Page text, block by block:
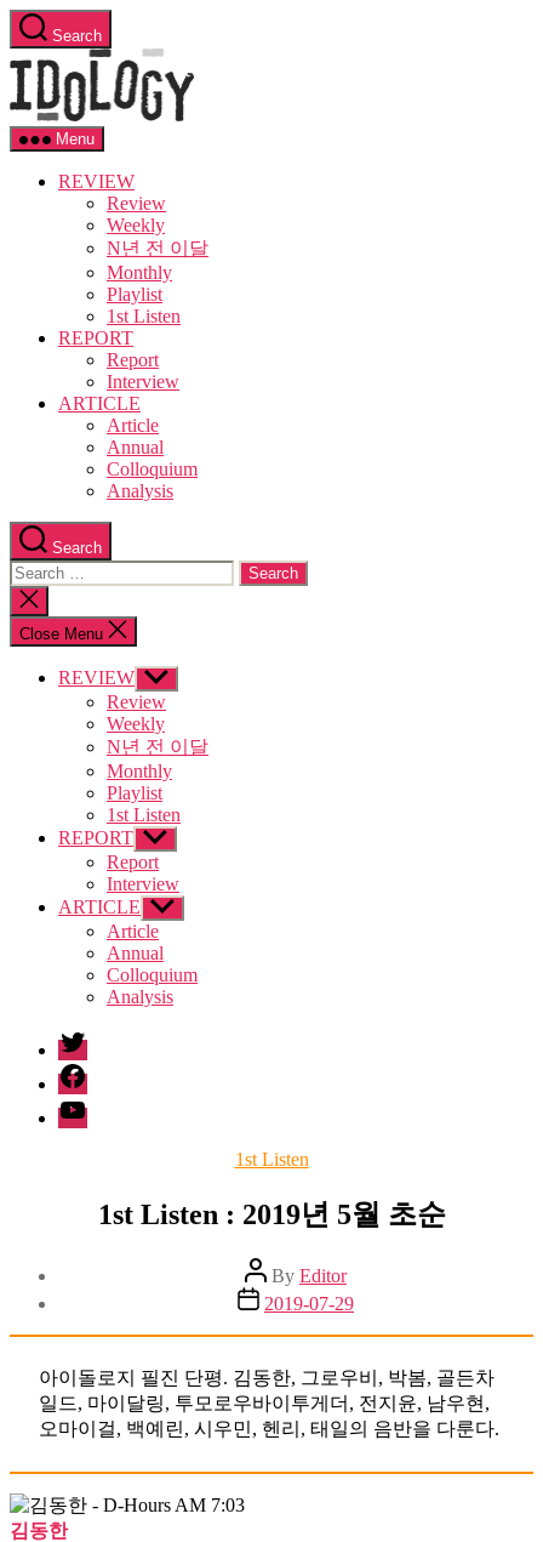
Skip
to
the
content
Search
Menu
REVIEW
Review
Weekly
N년 전 이달
Monthly
Playlist
1st Listen
REPORT
Report
Interview
ARTICLE
Article
Annual
Colloquium
Analysis
Search
Search
for:
Close
search
Close Menu
REVIEW Show
sub
menu
Review
Weekly
N년 전 이달
Monthly
Playlist
1st Listen
REPORT Show
sub
menu
Report
Interview
ARTICLE Show
sub
menu
Article
Annual
Colloquium
Analysis
twitter
facebook
Youtube
Categories
1st Listen
1st Listen : 2019년 5월 초순
Post
author
By Editor
Post
date
2019-07-29
아이돌로지 필진 단평. 김동한, 그로우비, 박봄, 골든차
일드, 마이달링, 투모로우바이투게더, 전지윤, 남우현,
오마이걸, 백예린, 시우민, 헨리, 태일의 음반을 다룬다.
김동한